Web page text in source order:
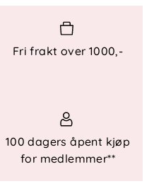
barnegarderobe.
Fri frakt over 1000,-
100 dagers åpent kjøp
for medlemmer**